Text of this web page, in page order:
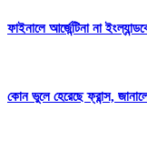
ফাইনালে আর্জেন্টিনা না
কোন ভুলে হেরেছে ফ্রান্স,